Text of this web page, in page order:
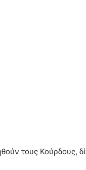
τους Κούρδους,